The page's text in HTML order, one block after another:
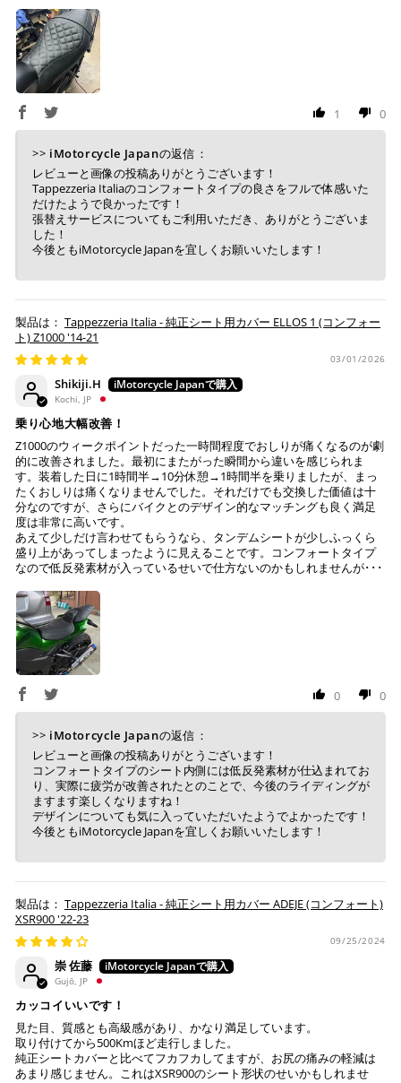
※ 振込手数料はご負担ください。
1 0
>> iMotorcycle Japanの返信：
レビューと画像の投稿ありがとうございます！
Tappezzeria Italiaのコンフォートタイプの良さをフルで体感いた
だけたようで良かったです！
張替えサービスについてもご利用いただき、ありがとうございま
した！
今後ともiMotorcycle Japanを宜しくお願いいたします！
Tappezzeria Italia - 純正シート用カバー ELLOS 1 (コンフォー
ト) Z1000 '14-21
03/01/2026
Shikiji.H
Kochi, JP
乗り心地大幅改善！
Z1000のウィークポイントだった一時間程度でおしりが痛くなるのが劇
的に改善されました。最初にまたがった瞬間から違いを感じられま
す。装着した日に1時間半→10分休憩→1時間半を乗りましたが、まっ
たくおしりは痛くなりませんでした。それだけでも交換した価値は十
分なのですが、さらにバイクとのデザイン的なマッチングも良く満足
度は非常に高いです。
あえて少しだけ言わせてもらうなら、タンデムシートが少しふっくら
盛り上があってしまったように見えることです。コンフォートタイプ
なので低反発素材が入っているせいで仕方ないのかもしれませんが･･･
0 0
>> iMotorcycle Japanの返信：
レビューと画像の投稿ありがとうございます！
コンフォートタイプのシート内側には低反発素材が仕込まれてお
り、実際に疲労が改善されたとのことで、今後のライディングが
ますます楽しくなりますね！
デザインについても気に入っていただいたようでよかったです！
今後ともiMotorcycle Japanを宜しくお願いいたします！
Tappezzeria Italia - 純正シート用カバー ADEJE (コンフォート)
XSR900 '22-23
09/25/2024
崇 佐藤
Gujō, JP
カッコイいいです！
見た目、質感とも高級感があり、かなり満足しています。
取り付けてから500Kmほど走行しました。
純正シートカバーと比べてフカフカしてますが、お尻の痛みの軽減は
あまり感じません。これはXSR900のシート形状のせいかもしれませ